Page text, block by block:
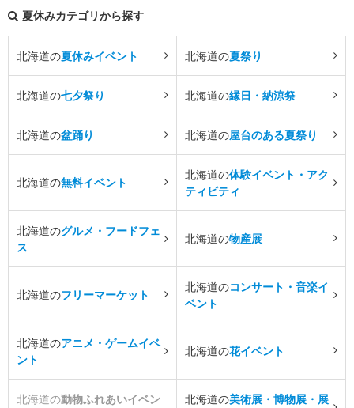
夏休みカテゴリから探す
北海道の夏休みイベント 北海道の夏祭り
北海道の七夕祭り 北海道の縁日・納涼祭
北海道の盆踊り 北海道の屋台のある夏祭り
北海道の無料イベント
北海道の体験イベント・アク
ティビティ
北海道のグルメ・フードフェ
ス
北海道の物産展
北海道のフリーマーケット
北海道のコンサート・音楽イ
ベント
北海道のアニメ・ゲームイベ
ント
北海道の花イベント
北海道の動物ふれあいイベン
北海道の美術展・博物展・展